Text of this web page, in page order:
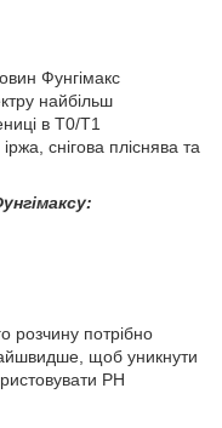
Фунгімакс
найбільш
в Т0/Т1
снігова пліснява та
розчину потрібно
щоб уникнути
РН